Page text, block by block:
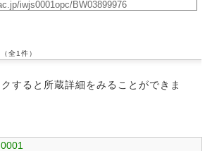
全1件）
すると所蔵詳細をみることができま
0001